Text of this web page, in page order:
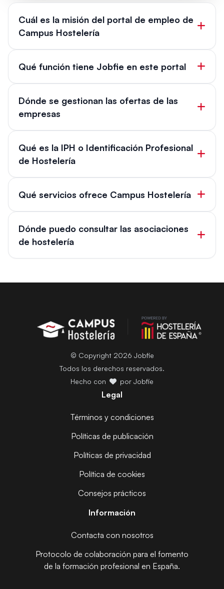
Cuál es la misión del portal de empleo de
Campus Hostelería
Qué función tiene Jobfie en este portal
Dónde se gestionan las ofertas de las
empresas
Qué es la IPH o Identificación Profesional
de Hostelería
Qué servicios ofrece Campus Hostelería
Dónde puedo consultar las asociaciones
de hostelería
© Copyright 2026 Jobfie
Todos los derechos reservados.
Hecho con
por Jobfie
Legal
Términos y condiciones
Políticas de publicación
Políticas de privacidad
Política de cookies
Consejos prácticos
Información
Contacta con nosotros
Protocolo de colaboración para el fomento
de la formación profesional en España.